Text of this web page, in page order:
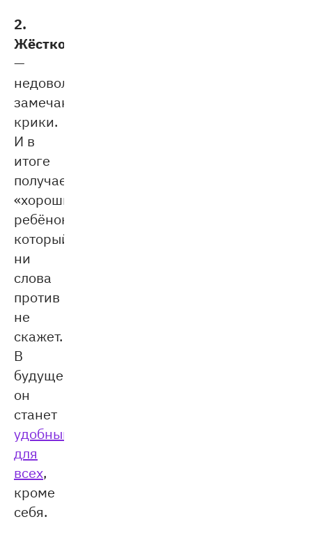
2.
Жёсткость
—
недовольство,
замечания,
крики.
И в
итоге
получается
«хороший»
ребёнок,
который
ни
слова
против
не
скажет.
В
будущем
он
станет
удобным
для
всех,
кроме
себя.